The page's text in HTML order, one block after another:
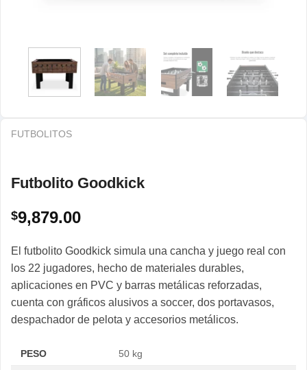
FUTBOLITOS
Futbolito Goodkick
$9,879.00
El futbolito Goodkick simula una cancha y juego real con
los 22 jugadores, hecho de materiales durables,
aplicaciones en PVC y barras metálicas reforzadas,
cuenta con gráficos alusivos a soccer, dos portavasos,
despachador de pelota y accesorios metálicos.
PESO 50 kg